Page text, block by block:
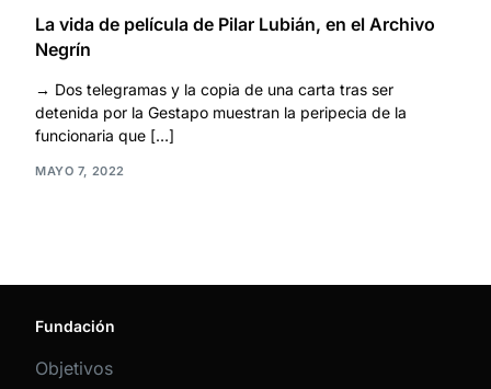
La vida de película de Pilar Lubián, en el Archivo
Negrín
→ Dos telegramas y la copia de una carta tras ser
detenida por la Gestapo muestran la peripecia de la
funcionaria que […]
MAYO 7, 2022
Fundación
Objetivos